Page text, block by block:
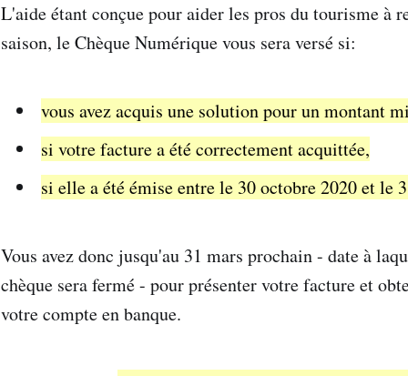
L'aide étant conçue pour aider les pros du tourisme à
saison, le Chèque Numérique vous sera versé si:
vous avez acquis une solution pour un montant
si votre facture a été correctement acquittée,
si elle a été émise entre le 30 octobre 2020 et le
Vous avez donc jusqu'au 31 mars prochain - date à
chèque sera fermé - pour présenter votre facture et
votre compte en banque.